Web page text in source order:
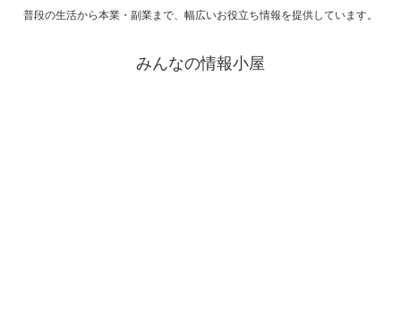
普段の生活から本業・副業まで、幅広いお役立ち情報を提供しています。
みんなの情報小屋